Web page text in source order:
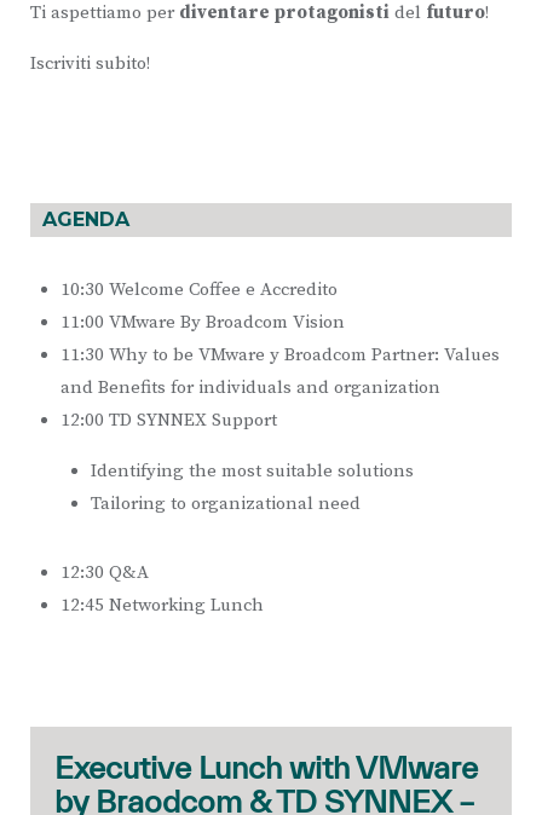
Ti aspettiamo per diventare protagonisti del futuro!
Iscriviti subito!
AGENDA
10:30 Welcome Coffee e Accredito
11:00 VMware By Broadcom Vision
11:30 Why to be VMware y Broadcom Partner: Values
and Benefits for individuals and organization
12:00 TD SYNNEX Support
Identifying the most suitable solutions
Tailoring to organizational need
12:30 Q&A
12:45 Networking Lunch
Executive Lunch with VMware
by Braodcom & TD SYNNEX –